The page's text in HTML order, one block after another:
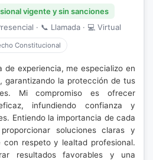
vigente y sin sanciones
· 📞 Llamada · 💻 Virtual
Constitucional
de experiencia, me especializo en
, garantizando la protección de tus
Mi compromiso es ofrecer
infundiendo confianza y
Entiendo la importancia de cada
soluciones claras y
con respeto y lealtad profesional.
resultados favorables y una